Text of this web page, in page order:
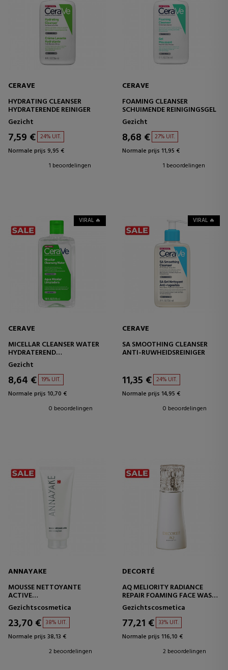
CERAVE
HYDRATING CLEANSER
HYDRATERENDE REINIGER
Gezicht
7,59 € 24% UIT.
Normale prijs 9,95 €
1 beoordelingen
CERAVE
FOAMING CLEANSER
SCHUIMENDE REINIGINGSGEL
Gezicht
8,68 € 27% UIT.
Normale prijs 11,95 €
1 beoordelingen
VIRAL 🔥
CERAVE
MICELLAR CLEANSER WATER
HYDRATEREND
REINIGINGSWATER
Gezicht
8,64 € 19% UIT.
Normale prijs 10,70 €
0 beoordelingen
VIRAL 🔥
CERAVE
SA SMOOTHING CLEANSER
ANTI-RUWHEIDSREINIGER
11,35 € 24% UIT.
Normale prijs 14,95 €
0 beoordelingen
ANNAYAKE
MOUSSE NETTOYANTE
ACTIVE
GEZICHTSREINIGINGSSCHUIM
Gezichtscosmetica
23,70 € 38% UIT.
Normale prijs 38,13 €
2 beoordelingen
DECORTÉ
AQ MELIORITY RADIANCE
REPAIR FOAMING FACE WASH
GEZICHTSREINIGINGSSCHUIM
Gezichtscosmetica
77,21 € 33% UIT.
Normale prijs 116,10 €
2 beoordelingen